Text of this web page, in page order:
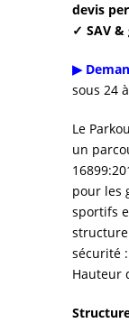
devis
✓ SAV
▶
sous 24
Le
un
pour les
sportifs
structure
sécurité
Hauteur